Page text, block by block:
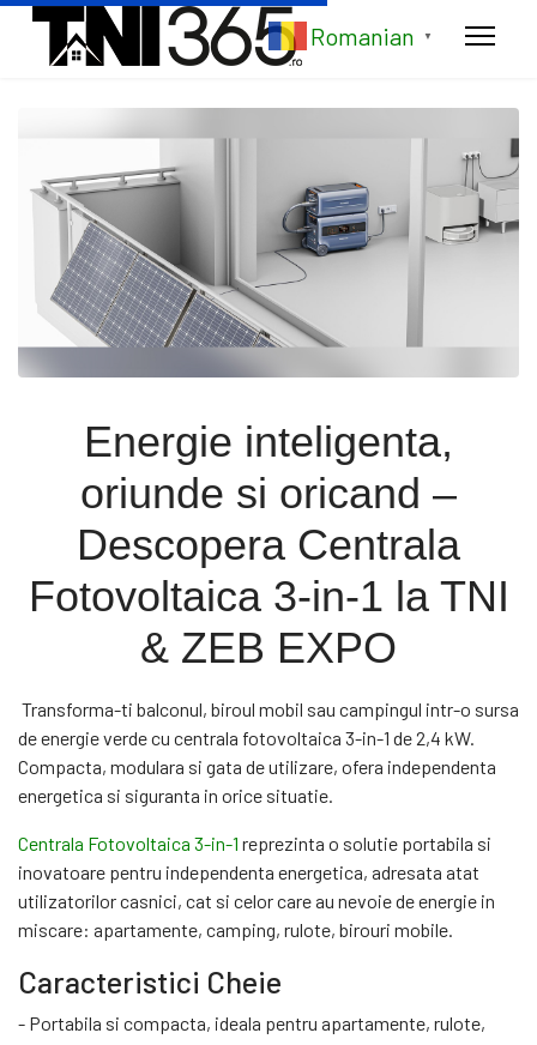
Romanian ▼
Energie inteligenta,
oriunde si oricand –
Descopera Centrala
Fotovoltaica 3-in-1 la TNI
& ZEB EXPO
Transforma-ti balconul, biroul mobil sau campingul intr-o sursa
de energie verde cu centrala fotovoltaica 3-in-1 de 2,4 kW.
Compacta, modulara si gata de utilizare, ofera independenta
energetica si siguranta in orice situatie.
Centrala Fotovoltaica 3-in-1 reprezinta o solutie portabila si
inovatoare pentru independenta energetica, adresata atat
utilizatorilor casnici, cat si celor care au nevoie de energie in
miscare: apartamente, camping, rulote, birouri mobile.
Caracteristici Cheie
- Portabila si compacta, ideala pentru apartamente, rulote,